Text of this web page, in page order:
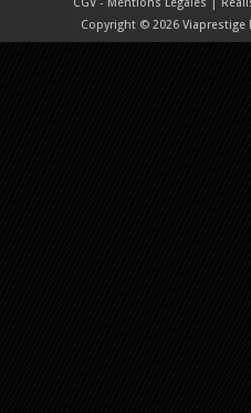
CGV - Mentions Légales |
Copyright © 2026 Viaprestige